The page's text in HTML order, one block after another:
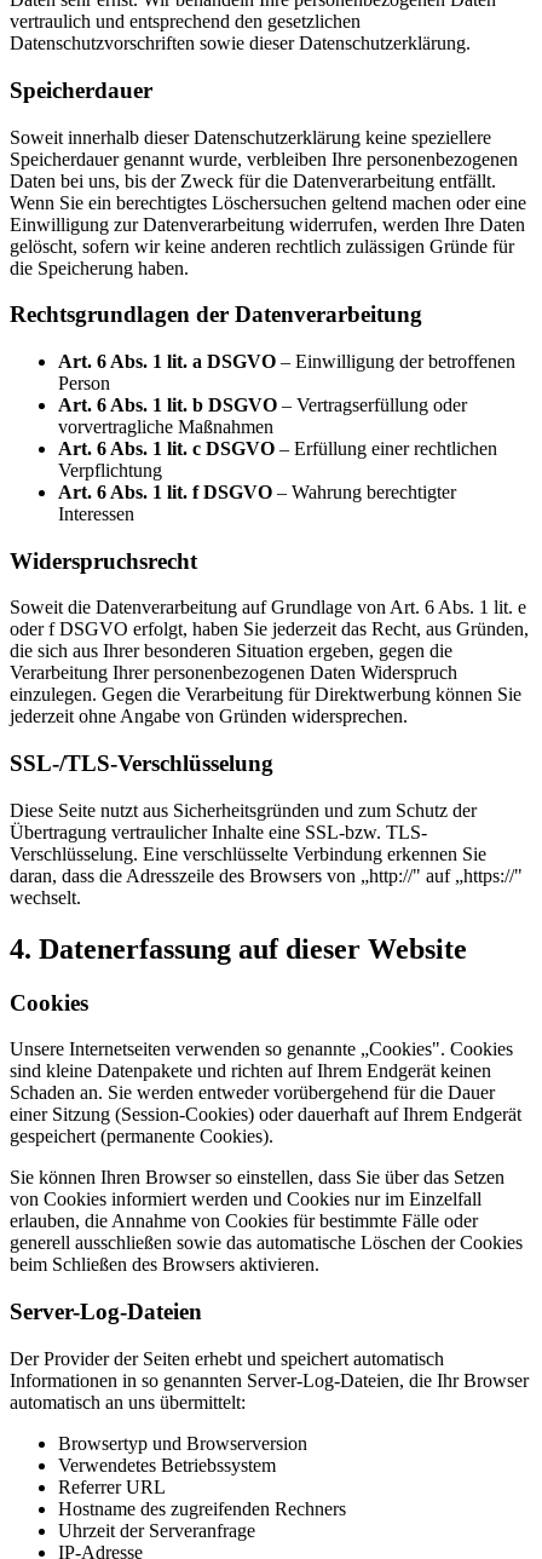
vertraulich und entsprechend den gesetzlichen
Datenschutzvorschriften sowie dieser Datenschutzerklärung.
Speicherdauer
Soweit innerhalb dieser Datenschutzerklärung keine speziellere
Speicherdauer genannt wurde, verbleiben Ihre personenbezogenen
Daten bei uns, bis der Zweck für die Datenverarbeitung entfällt.
Wenn Sie ein berechtigtes Löschersuchen geltend machen oder eine
Einwilligung zur Datenverarbeitung widerrufen, werden Ihre Daten
gelöscht, sofern wir keine anderen rechtlich zulässigen Gründe für
die Speicherung haben.
Rechtsgrundlagen der Datenverarbeitung
Art. 6 Abs. 1 lit. a DSGVO – Einwilligung der betroffenen
Person
Art. 6 Abs. 1 lit. b DSGVO – Vertragserfüllung oder
vorvertragliche Maßnahmen
Art. 6 Abs. 1 lit. c DSGVO – Erfüllung einer rechtlichen
Verpflichtung
Art. 6 Abs. 1 lit. f DSGVO – Wahrung berechtigter
Interessen
Widerspruchsrecht
Soweit die Datenverarbeitung auf Grundlage von Art. 6 Abs. 1 lit. e
oder f DSGVO erfolgt, haben Sie jederzeit das Recht, aus Gründen,
die sich aus Ihrer besonderen Situation ergeben, gegen die
Verarbeitung Ihrer personenbezogenen Daten Widerspruch
einzulegen. Gegen die Verarbeitung für Direktwerbung können Sie
jederzeit ohne Angabe von Gründen widersprechen.
SSL-/TLS-Verschlüsselung
Diese Seite nutzt aus Sicherheitsgründen und zum Schutz der
Übertragung vertraulicher Inhalte eine SSL-bzw. TLS-
Verschlüsselung. Eine verschlüsselte Verbindung erkennen Sie
daran, dass die Adresszeile des Browsers von „http://" auf „https://"
wechselt.
4. Datenerfassung auf dieser Website
Cookies
Unsere Internetseiten verwenden so genannte „Cookies". Cookies
sind kleine Datenpakete und richten auf Ihrem Endgerät keinen
Schaden an. Sie werden entweder vorübergehend für die Dauer
einer Sitzung (Session-Cookies) oder dauerhaft auf Ihrem Endgerät
gespeichert (permanente Cookies).
Sie können Ihren Browser so einstellen, dass Sie über das Setzen
von Cookies informiert werden und Cookies nur im Einzelfall
erlauben, die Annahme von Cookies für bestimmte Fälle oder
generell ausschließen sowie das automatische Löschen der Cookies
beim Schließen des Browsers aktivieren.
Server-Log-Dateien
Der Provider der Seiten erhebt und speichert automatisch
Informationen in so genannten Server-Log-Dateien, die Ihr Browser
automatisch an uns übermittelt:
Browsertyp und Browserversion
Verwendetes Betriebssystem
Referrer URL
Hostname des zugreifenden Rechners
Uhrzeit der Serveranfrage
IP-Adresse